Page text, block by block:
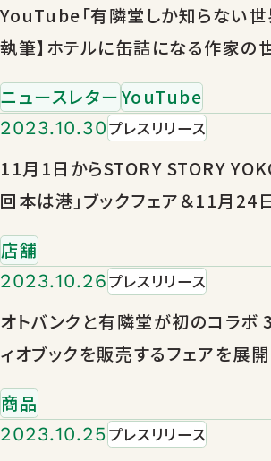
YouTube「有隣堂しか知らない世
執筆】ホテルに缶詰になる作家
のお知らせ
ニュースレターYouTube
2023.10.30プレスリリース
11月1日からSTORY STORY
回本は港」ブックフェア＆11月24
開催
店舗
2023.10.26プレスリリース
オトバンクと有隣堂が初のコラボ
ィオブックを販売するフェアを展開
商品
2023.10.25プレスリリース